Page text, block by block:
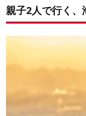
Loita Hills
マウントススワでワ
マウントススワハイ
山）
親子2人で行く、